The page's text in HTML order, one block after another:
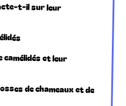
t-il sur leur
et leur
de chameaux et de